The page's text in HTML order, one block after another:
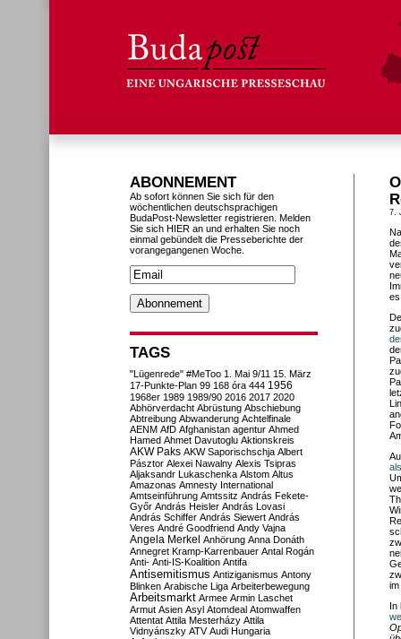
7.
In
ABONNEMENT
Ab sofort können Sie sich für den
wöchentlichen deutschsprachigen
BudaPost-Newsletter registrieren. Melden
Sie sich HIER an und erhalten Sie noch
einmal gebündelt die Presseberichte der
vorangegangenen Woche.
TAGS
"Lügenrede" #MeToo 1. Mai 9/11 15. März
17-Punkte-Plan 99 168 óra 444 1956
1968er 1989 1989/90 2016 2017 2020
Abhörverdacht Abrüstung Abschiebung
Abtreibung Abwanderung Achtelfinale
AENM AfD Afghanistan agentur Ahmed
Hamed Ahmet Davutoglu Aktionskreis
AKW Paks AKW Saporischschja Albert
Pásztor Alexei Nawalny Alexis Tsipras
Aljaksandr Lukaschenka Alstom Altus
Amazonas Amnesty International
Amtseinführung Amtssitz András Fekete-
Győr András Heisler András Lovasi
András Schiffer András Siewert András
Veres André Goodfriend Andy Vajna
Angela Merkel Anhörung Anna Donáth
Annegret Kramp-Karrenbauer Antal Rogán
Anti- Anti-IS-Koalition Antifa
Antisemitismus Antiziganismus Antony
Blinken Arabische Liga Arbeiterbewegung
Arbeitsmarkt Armee Armin Laschet
Armut Asien Asyl Atomdeal Atomwaffen
Attentat Attila Mesterházy Attila
Vidnyánszky ATV Audi Hungaria